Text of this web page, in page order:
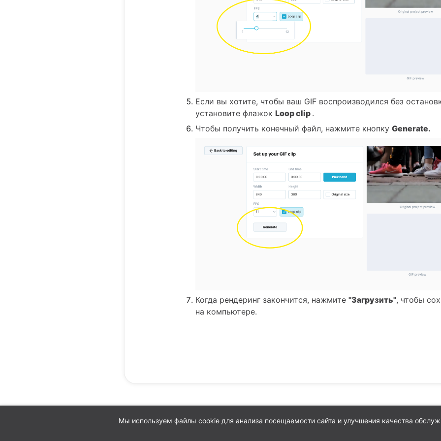
Мы используем файлы cookie для анализа посещаемости сайта и улучшения качества
Если вы хотите, чтобы ваш GIF воспроизводился без
установите флажок Loop clip .
Чтобы получить конечный файл, нажмите кнопку Generate.
Когда рендеринг закончится, нажмите "Загрузить", чтобы
на компьютере.
Предпочтения в отношении файлов cookie